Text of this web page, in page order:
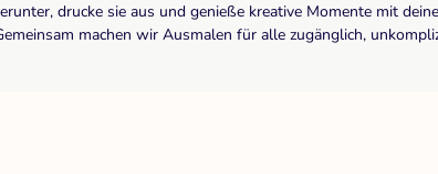
drucke sie aus und genieße kreative Momente mit
machen wir Ausmalen für alle zugänglich,